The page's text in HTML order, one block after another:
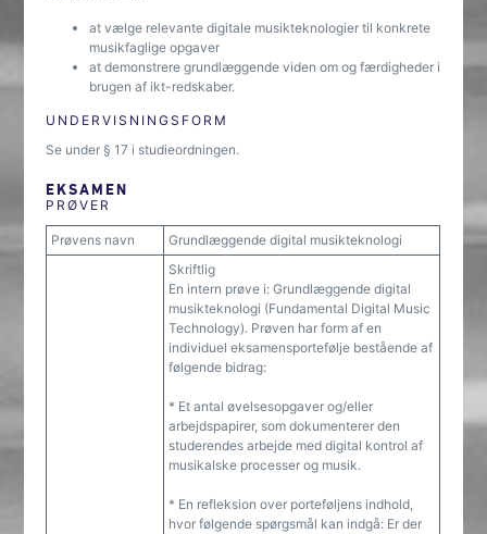
at vælge relevante digitale musikteknologier til konkrete
musikfaglige opgaver
at demonstrere grundlæggende viden om og færdigheder i
brugen af ikt-redskaber.
UNDERVISNINGSFORM
Se under § 17 i studieordningen.
EKSAMEN
PRØVER
Prøvens navn Grundlæggende digital musikteknologi
Skriftlig
En intern prøve i: Grundlæggende digital
musikteknologi (Fundamental Digital Music
Technology). Prøven har form af en
individuel eksamensportefølje bestående af
følgende bidrag:
* Et antal øvelsesopgaver og/eller
arbejdspapirer, som dokumenterer den
studerendes arbejde med digital kontrol af
musikalske processer og musik.
* En refleksion over porteføljens indhold,
hvor følgende spørgsmål kan indgå: Er der